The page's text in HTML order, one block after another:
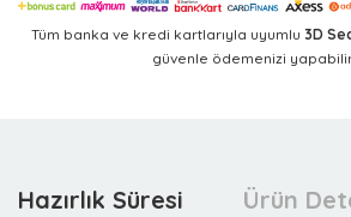
Tüm banka ve kredi kartlarıyla uyumlu 3D
güvenle ödemenizi
Hazırlık Süresi Ürün